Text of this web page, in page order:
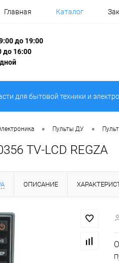
Главная Каталог
до 19:00
до 16:00
для бытовой техники и
• Пульты ДУ •
TV-LCD REGZA
ОПИСАНИЕ